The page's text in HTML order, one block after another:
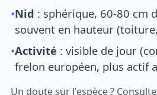
•Nid : sphérique, 60-80 cm
souvent en hauteur
•Activité : visible de jour
frelon européen, plus actif
Un doute sur l'espèce ?